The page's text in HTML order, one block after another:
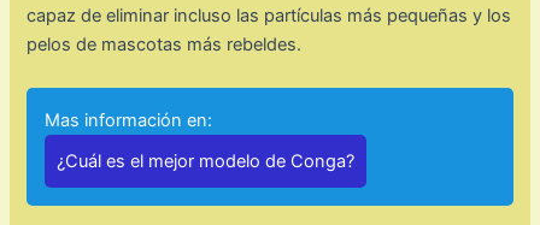
capaz de eliminar incluso las partículas más pequeñas y los
pelos de mascotas más rebeldes.
Mas información en:
¿Cuál es el mejor modelo de Conga?